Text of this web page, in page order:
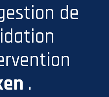
de
.